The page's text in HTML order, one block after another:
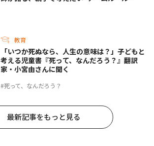
教育
#死って、なんだろう？
「いつか死ぬなら、人生の意味は？」子どもと
考える児童書『死って、なんだろう？』翻訳
家・小宮由さんに聞く
最新記事をもっと見る